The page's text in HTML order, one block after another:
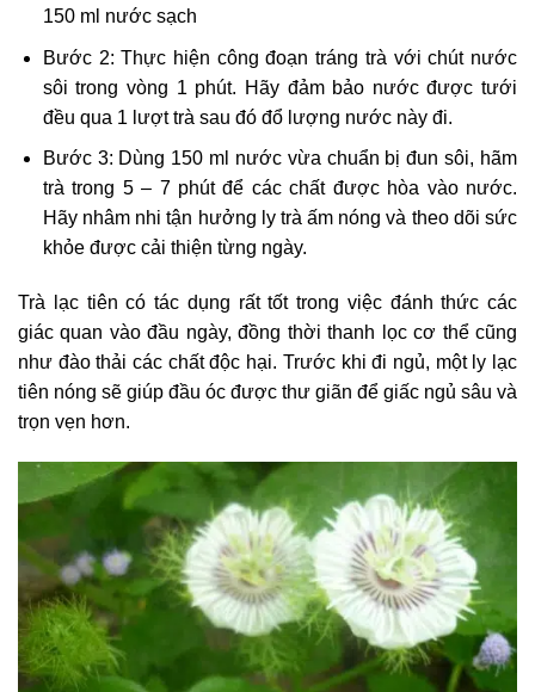
150 ml nước sạch
Bước 2: Thực hiện công đoạn tráng trà với chút nước
sôi trong vòng 1 phút. Hãy đảm bảo nước được tưới
đều qua 1 lượt trà sau đó đổ lượng nước này đi.
Bước 3: Dùng 150 ml nước vừa chuẩn bị đun sôi, hãm
trà trong 5 – 7 phút để các chất được hòa vào nước.
Hãy nhâm nhi tận hưởng ly trà ấm nóng và theo dõi sức
khỏe được cải thiện từng ngày.
Trà lạc tiên có tác dụng rất tốt trong việc đánh thức các
giác quan vào đầu ngày, đồng thời thanh lọc cơ thể cũng
như đào thải các chất độc hại. Trước khi đi ngủ, một ly lạc
tiên nóng sẽ giúp đầu óc được thư giãn để giấc ngủ sâu và
trọn vẹn hơn.